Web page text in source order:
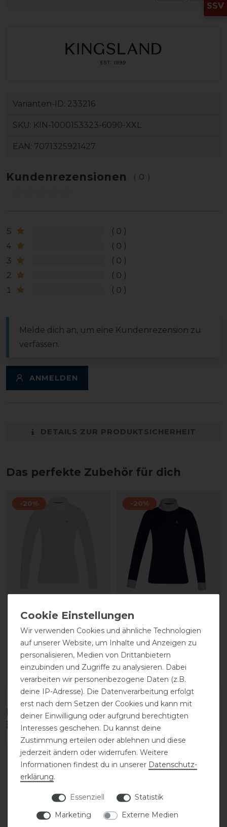
Varianten-ID: 233216
SKU: KIN-1000153323-6090-XXL
EAN: 7071325921427
Kundenrezensionen (0)
5
0
4
0
3
0
2
0
1
0
Melde dich an, um eine Kundenrezension zu
verfassen.
ANMELDEN
DETAILS ZUR PRODUKTSICHERHEIT
Das perfekte Zubehör für dich
-20%
Shirt Damen
statt 79,95 €
63,96 € *
ARTIKEL MERKEN
-20%
Shirt Damen
statt 79,95 €
63,96 € *
ARTIKEL MERKEN
Diese Produkte könnten dich auch
interessieren
SSV
Wir verwenden Cookies und ähnliche Technologien
auf unserer Website, um Inhalte und Anzeigen zu
personalisieren, Medien von Drittanbietern
einzubinden und Zugriffe zu analysieren. Dabei
verarbeiten wir personenbezogene Daten (z.B.
deine IP-Adresse). Die Datenverarbeitung erfolgt
erst nach dem Setzen der Cookies und kann mit
deiner Einwilligung oder aufgrund berechtigten
Interesses geschehen. Du kannst deine
Zustimmung erteilen oder ablehnen und diese
jederzeit ändern oder widerrufen. Weitere
Informationen findest du in unserer Daten­schutz­
erklärung.
Essenziell
Statistik
Marketing
Externe Medien